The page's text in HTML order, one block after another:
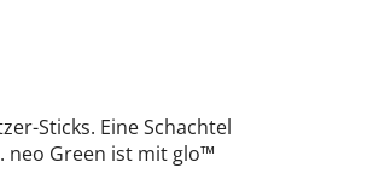
Sticks. Eine Schachtel
neo Green ist mit glo™